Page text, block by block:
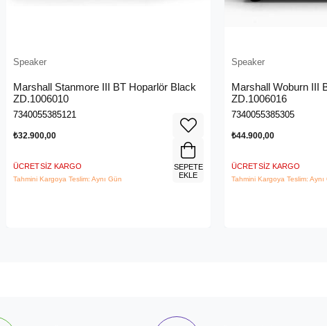
Speaker
Marshall Stanmore III BT Hoparlör Black
ZD.1006010
7340055385121
₺32.900,00
ÜCRETSIZ KARGO
Tahmini Kargoya Teslim: Aynı Gün
SEPETE
EKLE
Speaker
Marshall Woburn III
ZD.1006016
7340055385305
₺44.900,00
ÜCRETSIZ KARGO
Tahmini Kargoya Teslim: Aynı